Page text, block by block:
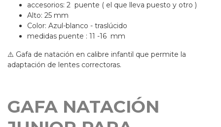
accesorios: 2 puente ( el que lleva puesto y otro )
Alto: 25 mm
Color: Azul-blanco - traslúcido
medidas puente : 11 -16 mm
⚠️ Gafa de natación en calibre infantil que permite la
adaptación de lentes correctoras.
GAFA NATACIÓN